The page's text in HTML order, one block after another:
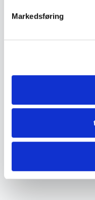
Markedsføring
God stand – noe